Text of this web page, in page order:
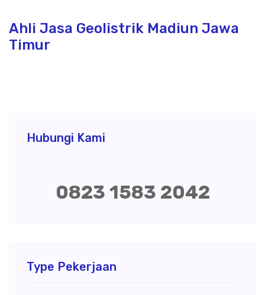
Ahli Jasa Geolistrik Madiun Jawa
Timur
Hubungi Kami
0823 1583 2042
Type Pekerjaan